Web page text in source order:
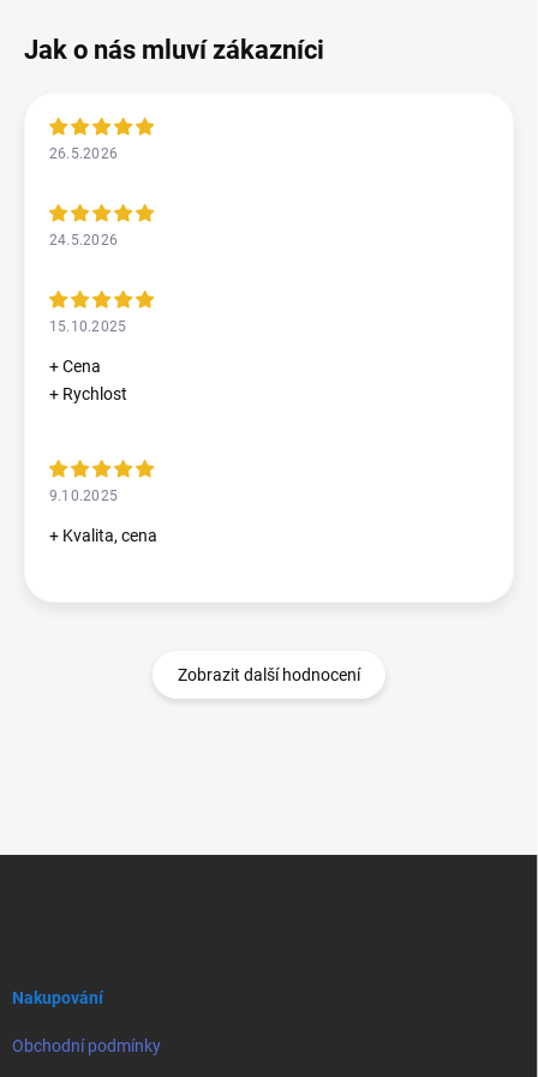
26.5.2026
24.5.2026
15.10.2025
+ Cena
+ Rychlost
9.10.2025
+ Kvalita, cena
Zobrazit další hodnocení
Nakupování
Obchodní podmínky